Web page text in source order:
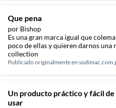
Que pena
por Bishop
Es una gran marca igual que
poco de ellas y quieren darnos una
collection
Publicado originalmente en
Un producto práctico y fácil de
usar